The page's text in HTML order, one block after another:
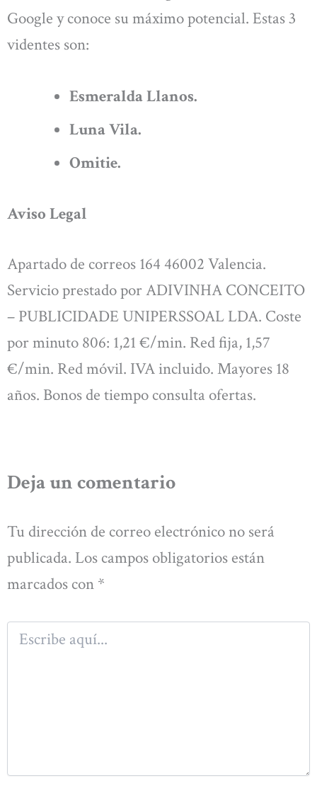
Google y conoce su máximo potencial. Estas 3
videntes son:
Esmeralda Llanos.
Luna Vila.
Omitie.
Aviso Legal
Apartado de correos 164 46002 Valencia.
Servicio prestado por ADIVINHA CONCEITO
– PUBLICIDADE UNIPERSSOAL LDA. Coste
por minuto 806: 1,21 €/min. Red fija, 1,57
€/min. Red móvil. IVA incluido. Mayores 18
años. Bonos de tiempo consulta ofertas.
Deja un comentario
Tu dirección de correo electrónico no será
publicada. Los campos obligatorios están
marcados con *
Escribe
aquí...